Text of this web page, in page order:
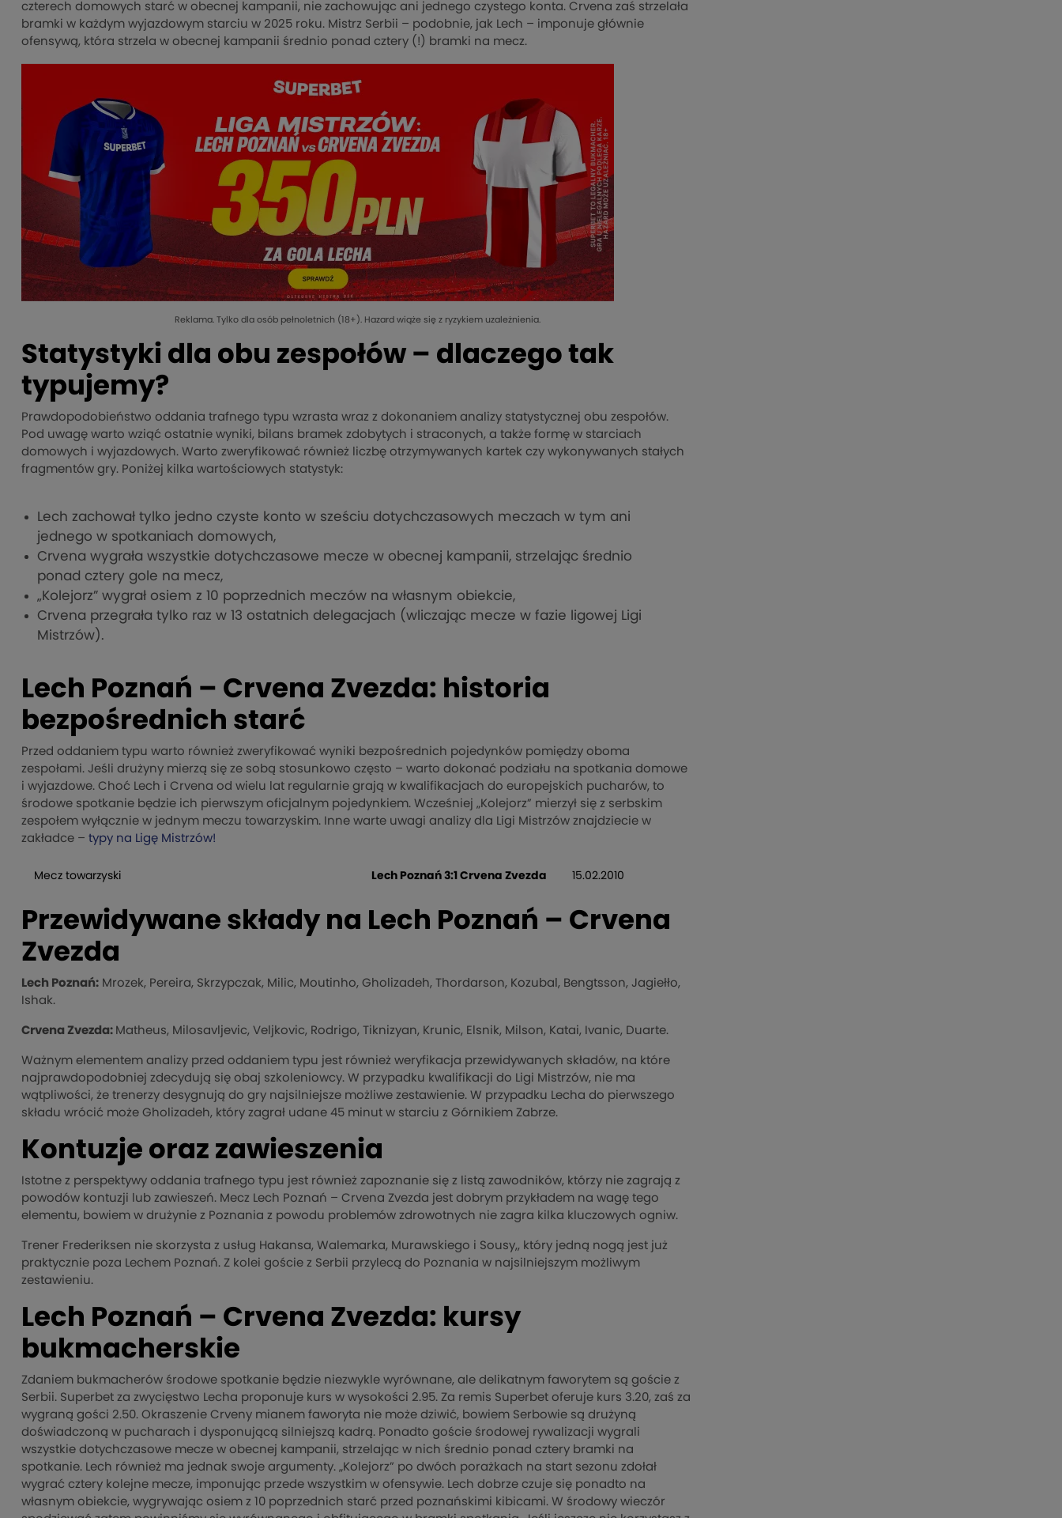
czterech domowych starć w obecnej kampanii, nie zachowując ani jednego czystego konta. Crvena zaś strzelała
bramki w każdym wyjazdowym starciu w 2025 roku. Mistrz Serbii – podobnie, jak Lech – imponuje głównie
ofensywą, która strzela w obecnej kampanii średnio ponad cztery (!) bramki na mecz.
Reklama. Tylko dla osób pełnoletnich (18+). Hazard wiąże się z ryzykiem uzależnienia.
Statystyki dla obu zespołów – dlaczego tak
typujemy?
Prawdopodobieństwo oddania trafnego typu wzrasta wraz z dokonaniem analizy statystycznej obu zespołów.
Pod uwagę warto wziąć ostatnie wyniki, bilans bramek zdobytych i straconych, a także formę w starciach
domowych i wyjazdowych. Warto zweryfikować również liczbę otrzymywanych kartek czy wykonywanych stałych
fragmentów gry. Poniżej kilka wartościowych statystyk:
Lech zachował tylko jedno czyste konto w sześciu dotychczasowych meczach w tym ani
jednego w spotkaniach domowych,
Crvena wygrała wszystkie dotychczasowe mecze w obecnej kampanii, strzelając średnio
ponad cztery gole na mecz,
„Kolejorz” wygrał osiem z 10 poprzednich meczów na własnym obiekcie,
Crvena przegrała tylko raz w 13 ostatnich delegacjach (wliczając mecze w fazie ligowej Ligi
Mistrzów).
Lech Poznań – Crvena Zvezda: historia
bezpośrednich starć
Przed oddaniem typu warto również zweryfikować wyniki bezpośrednich pojedynków pomiędzy oboma
zespołami. Jeśli drużyny mierzą się ze sobą stosunkowo często – warto dokonać podziału na spotkania domowe
i wyjazdowe. Choć Lech i Crvena od wielu lat regularnie grają w kwalifikacjach do europejskich pucharów, to
środowe spotkanie będzie ich pierwszym oficjalnym pojedynkiem. Wcześniej „Kolejorz” mierzył się z serbskim
zespołem wyłącznie w jednym meczu towarzyskim. Inne warte uwagi analizy dla Ligi Mistrzów znajdziecie w
zakładce – typy na Ligę Mistrzów!
Mecz towarzyski Lech Poznań 3:1 Crvena Zvezda 15.02.2010
Przewidywane składy na Lech Poznań – Crvena
Zvezda
Lech Poznań: Mrozek, Pereira, Skrzypczak, Milic, Moutinho, Gholizadeh, Thordarson, Kozubal, Bengtsson, Jagiełło,
Ishak.
Crvena Zvezda: Matheus, Milosavljevic, Veljkovic, Rodrigo, Tiknizyan, Krunic, Elsnik, Milson, Katai, Ivanic, Duarte.
Ważnym elementem analizy przed oddaniem typu jest również weryfikacja przewidywanych składów, na które
najprawdopodobniej zdecydują się obaj szkoleniowcy. W przypadku kwalifikacji do Ligi Mistrzów, nie ma
wątpliwości, że trenerzy desygnują do gry najsilniejsze możliwe zestawienie. W przypadku Lecha do pierwszego
składu wrócić może Gholizadeh, który zagrał udane 45 minut w starciu z Górnikiem Zabrze.
Kontuzje oraz zawieszenia
Istotne z perspektywy oddania trafnego typu jest również zapoznanie się z listą zawodników, którzy nie zagrają z
powodów kontuzji lub zawieszeń. Mecz Lech Poznań – Crvena Zvezda jest dobrym przykładem na wagę tego
elementu, bowiem w drużynie z Poznania z powodu problemów zdrowotnych nie zagra kilka kluczowych ogniw.
Trener Frederiksen nie skorzysta z usług Hakansa, Walemarka, Murawskiego i Sousy,, który jedną nogą jest już
praktycznie poza Lechem Poznań. Z kolei goście z Serbii przylecą do Poznania w najsilniejszym możliwym
zestawieniu.
Lech Poznań – Crvena Zvezda: kursy
bukmacherskie
Zdaniem bukmacherów środowe spotkanie będzie niezwykle wyrównane, ale delikatnym faworytem są goście z
Serbii. Superbet za zwycięstwo Lecha proponuje kurs w wysokości 2.95. Za remis Superbet oferuje kurs 3.20, zaś za
wygraną gości 2.50. Okraszenie Crveny mianem faworyta nie może dziwić, bowiem Serbowie są drużyną
doświadczoną w pucharach i dysponującą silniejszą kadrą. Ponadto goście środowej rywalizacji wygrali
wszystkie dotychczasowe mecze w obecnej kampanii, strzelając w nich średnio ponad cztery bramki na
spotkanie. Lech również ma jednak swoje argumenty. „Kolejorz” po dwóch porażkach na start sezonu zdołał
wygrać cztery kolejne mecze, imponując przede wszystkim w ofensywie. Lech dobrze czuje się ponadto na
własnym obiekcie, wygrywając osiem z 10 poprzednich starć przed poznańskimi kibicami. W środowy wieczór